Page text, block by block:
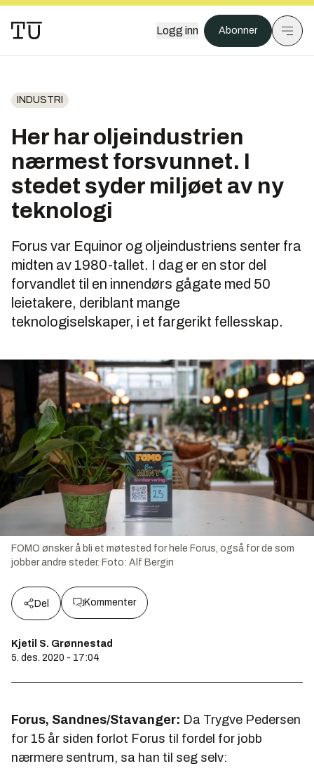
Logg inn Abonner
INDUSTRI
Her har oljeindustrien
nærmest forsvunnet. I
stedet syder miljøet av ny
teknologi
Forus var Equinor og oljeindustriens senter fra
midten av 1980-tallet. I dag er en stor del
forvandlet til en innendørs gågate med 50
leietakere, deriblant mange
teknologiselskaper, i et fargerikt fellesskap.
FOMO ønsker å bli et møtested for hele Forus, også for de som
jobber andre steder. Foto: Alf Bergin
Del Kommenter
Kjetil S. Grønnestad
5. des. 2020 - 17:04
Forus, Sandnes/Stavanger: Da Trygve Pedersen
for 15 år siden forlot Forus til fordel for jobb
nærmere sentrum, sa han til seg selv: